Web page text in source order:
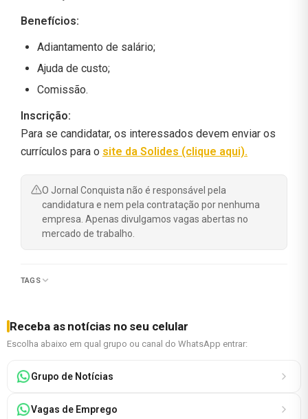
Benefícios:
Adiantamento de salário;
Ajuda de custo;
Comissão.
Inscrição:
Para se candidatar, os interessados devem enviar os
currículos para o site da Solides (clique aqui).
O Jornal Conquista não é responsável pela
candidatura e nem pela contratação por nenhuma
empresa. Apenas divulgamos vagas abertas no
mercado de trabalho.
TAGS
Receba as notícias no seu celular
Escolha abaixo em qual grupo ou canal do WhatsApp entrar:
Grupo de Notícias
Vagas de Emprego